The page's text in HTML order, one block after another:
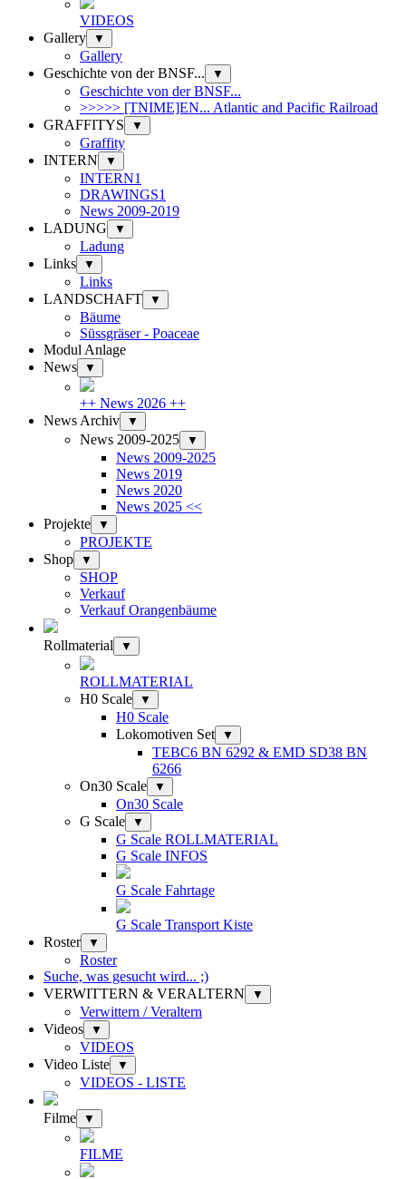
VIDEOS
Gallery
▼
Gallery
Geschichte von der BNSF...
▼
Geschichte von der BNSF...
>>>>> [TNIME]EN... Atlantic and Pacific Railroad
GRAFFITYS
▼
Graffity
INTERN
▼
INTERN1
DRAWINGS1
News 2009-2019
LADUNG
▼
Ladung
Links
▼
Links
LANDSCHAFT
▼
Bäume
Süssgräser - Poaceae
Modul Anlage
News
▼
++ News 2026 ++
News Archiv
▼
News 2009-2025 ▼
News 2009-2025
News 2019
News 2020
News 2025 <<
Projekte
▼
PROJEKTE
Shop
▼
SHOP
Verkauf
Verkauf Orangenbäume
Rollmaterial ▼
ROLLMATERIAL
H0 Scale
▼
H0 Scale
Lokomotiven Set
▼
TEBC6 BN 6292 & EMD SD38 BN
6266
On30 Scale
▼
On30 Scale
G Scale
▼
G Scale ROLLMATERIAL
G Scale INFOS
G Scale Fahrtage
G Scale Transport Kiste
Roster
▼
Roster
Suche, was gesucht wird... ;)
VERWITTERN & VERALTERN
▼
Verwittern / Veraltern
Videos
▼
VIDEOS
Video Liste
▼
VIDEOS - LISTE
Filme ▼
FILME